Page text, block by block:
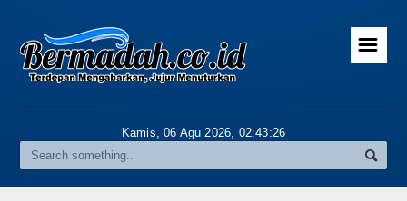
Home
Gallery
Riau
☰
Kamis, 06 Agu 2026, 02:43:26